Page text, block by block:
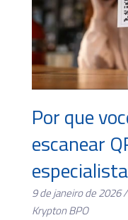
Por que
escanear
9 de janeiro de 2026 /
Krypton BPO